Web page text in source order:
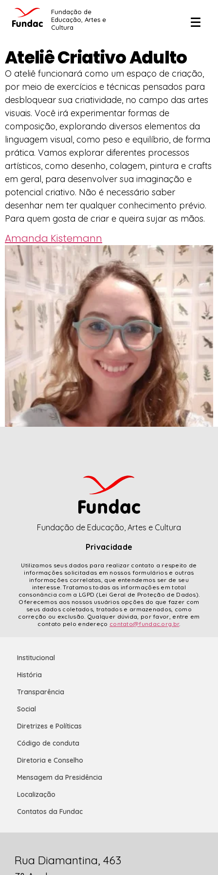
Fundação de
Educação, Artes e
Cultura
Ateliê Criativo Adulto
O ateliê funcionará como um espaço de criação,
por meio de exercícios e técnicas pensados para
desbloquear sua criatividade, no campo das artes
visuais. Você irá experimentar formas de
composição, explorando diversos elementos da
linguagem visual, como peso e equilíbrio, de forma
prática. Vamos explorar diferentes processos
artísticos, como desenho, colagem, pintura e crafts
em geral, para desenvolver sua imaginação e
potencial criativo. Não é necessário saber
desenhar nem ter qualquer conhecimento prévio.
Para quem gosta de criar e queira sujar as mãos.
Amanda Kistemann
Fundação de Educação, Artes e Cultura
Privacidade
Utilizamos seus dados para realizar contato a respeito de
informações solicitadas em nossos formulários e outras
informações correlatas, que entendemos ser de seu
interesse. Tratamos todas as informações em total
consonância com a LGPD (Lei Geral de Proteção de Dados).
Oferecemos aos nossos usuários opções do que fazer com
seus dados coletados, tratados e armazenados, como
correção ou exclusão. Qualquer dúvida, por favor, entre em
contato pelo endereço contato@fundac.org.br.
Institucional
História
Transparência
Social
Diretrizes e Políticas
Código de conduta
Diretoria e Conselho
Mensagem da Presidência
Localização
Contatos da Fundac
Rua Diamantina, 463